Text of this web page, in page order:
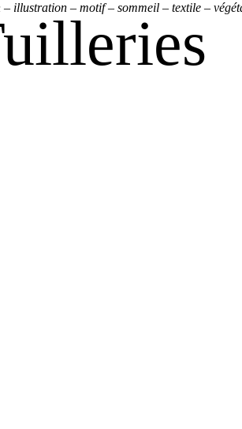
– illustration – motif– sommeil – textile –